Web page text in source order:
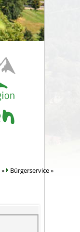
» Bürgerservice»